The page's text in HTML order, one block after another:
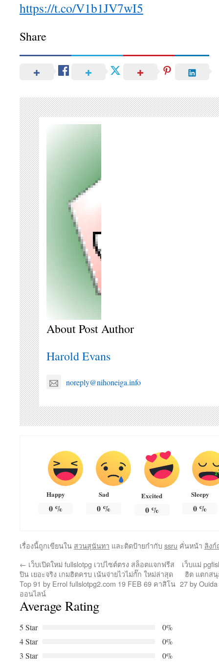
https://t.co/V1b1JV7wI5
Share
About Post Author
Harold Evans
noreply@nihoneiga.info
Happy
0%
Sad
0 %
Excited
0%
Sleepy
0 %
เรื่องนี้ถูกเขียนใน สวนสุนันทา และติดป้ายกำกับ ssru คั่นหน้า ลิงก์
← เว็บเปิดใหม่ fullslotpg เวปไซต์ตรง สล็อตแจกฟรีส
ปิน เยอะจริง เกมฮิตครบ เน้นจ่ายไวไม่กั๊ก ใหม่ล่าสุด
Top 91 by Errol fullslotpg2.com 19 FEB 69 คาสิโน
ออนไลน์
เว็บแม่
ฮิต แตกส
27 by
Average Rating
5 Star
0%
4 Star
0%
3 Star
0%